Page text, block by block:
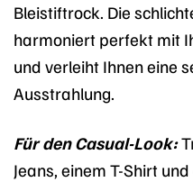
Bleistiftrock. Die
harmoniert perfekt mit
und verleiht Ihnen eine
Ausstrahlung.
Für den Casual-Look:
Jeans, einem T-Shirt